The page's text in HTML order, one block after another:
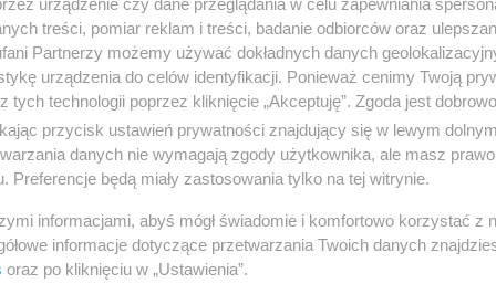
14 czerwca, na zaproszenie obchodzącego w
w organizowanej w Białym Domu gali UFC Freedom
treści, pomiar reklam i treści, badanie odbiorców oraz
Partnerzy możemy używać dokładnych danych
urządzenia do celów identyfikacji. Ponieważ cenimy Twoją
tych technologii poprzez kliknięcie „Akceptuję”. Zgoda jest
przycisk ustawień prywatności znajdujący się w lewym
danych nie wymagają zgody użytkownika, ale masz
Preferencje będą miały zastosowania tylko na tej witrynie.
informacjami, abyś mógł świadomie i komfortowo korzystać z
informacje dotyczące przetwarzania Twoich danych
oraz po kliknięciu w „Ustawienia”.